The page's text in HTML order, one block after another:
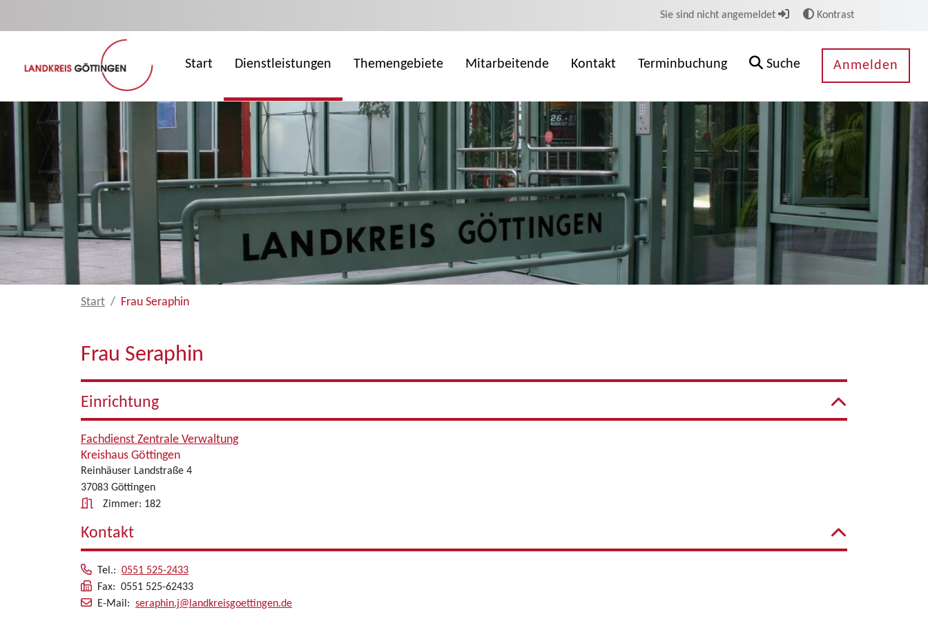
Sie sind nicht angemeldet Kontrast
Start Dienstleistungen Themengebiete Mitarbeitende Kontakt Terminbuchung Suche Anmelden
Start Frau Seraphin
Frau Seraphin
Einrichtung
Fachdienst Zentrale Verwaltung
Kreishaus Göttingen
Reinhäuser Landstraße 4
37083 Göttingen
Zimmer: 182
Kontakt
Tel.: 0551 525-2433
Fax: 0551 525-62433
E-Mail: seraphin.j@landkreisgoettingen.de